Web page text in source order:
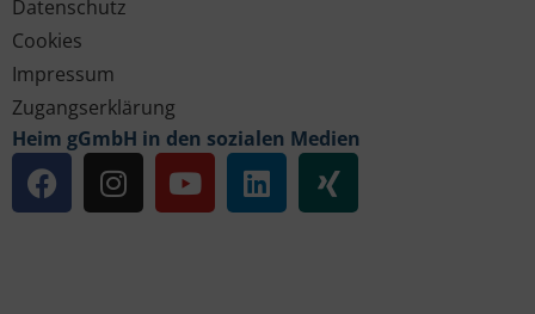
Datenschutz
Cookies
Impressum
Zugangserklärung
Heim gGmbH in den sozialen Medien